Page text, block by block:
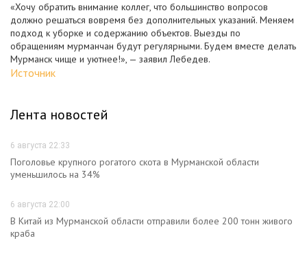
«Хочу обратить внимание коллег, что большинство вопросов
должно решаться вовремя без дополнительных указаний. Меняем
подход к уборке и содержанию объектов. Выезды по
обращениям мурманчан будут регулярными. Будем вместе делать
Мурманск чище и уютнее!», — заявил Лебедев.
Источник
Лента новостей
6 августа 22:33
Поголовье крупного рогатого скота в Мурманской области
уменьшилось на 34%
6 августа 22:00
В Китай из Мурманской области отправили более 200 тонн живого
краба